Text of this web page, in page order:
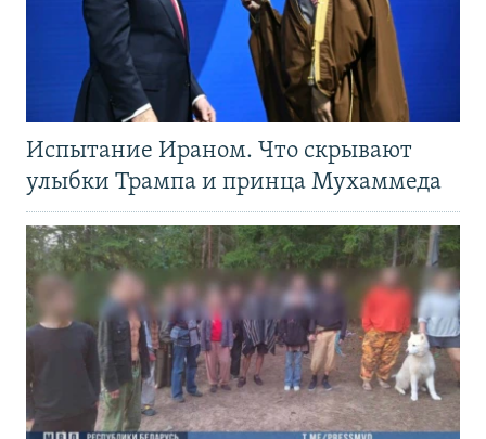
Испытание Ираном. Что скрывают
улыбки Трампа и принца Мухаммеда